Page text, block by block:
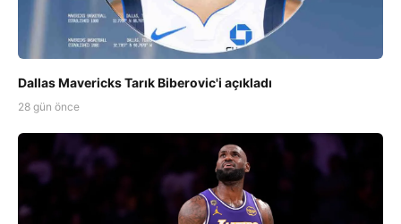
Dallas Mavericks Tarık Biberovic'i açıkladı
28 gün önce